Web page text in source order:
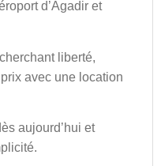
d’Agadir et
liberté,
avec une location
aujourd’hui et